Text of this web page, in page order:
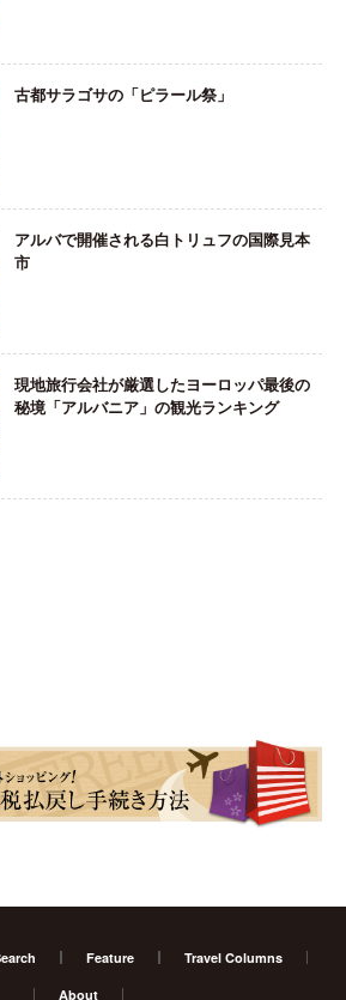
古都サラゴサの「ピラール祭」
アルバで開催される白トリュフの国際見本
市
現地旅行会社が厳選したヨーロッパ最後の
秘境「アルバニア」の観光ランキング
Feature Travel Columns
About